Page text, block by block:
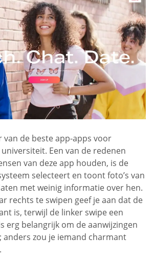
van de beste app-apps voor
Een van de redenen
van deze app houden, is de
selecteert en toont foto’s van
met weinig informatie over hen.
rechts te swipen geef je aan dat de
is, terwijl de linker swipe een
erg belangrijk om de aanwijzingen
anders zou je iemand charmant